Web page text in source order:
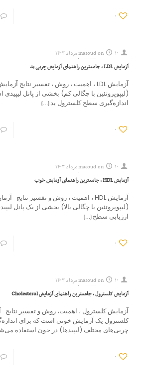
۰
masoudon
۱۰ مرداد ۱۴۰۳
آزمایش LDL ، جامعترین راهنمای آزمایش چربی بد
(لیپوپروتئین با چگالی کم) بخشی از پانل
اندازه‌گیری سطح کلسترول بد[…]
۰
masoudon
۱۰ مرداد ۱۴۰۳
آزمایش HDL ، جامعترین راهنمای آزمایش خوب
(لیپوپروتئین با چگالی بالا) بخشی از یک پانل
ارزیابی سطح[…]
۰
masoudon
۱۰ مرداد ۱۴۰۳
آزمایش کلسترول ، جامعترین راهنمای آزمایش Cholesterol
آزمایش کلسترول ، اهمیت، روش و تفسیر نتایج
کلسترول یک آزمایش خونی است که برای
چربی‌های مختلف (لیپیدها) در خون استفاده
۰